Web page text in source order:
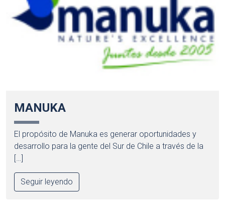
MANUKA
El propósito de Manuka es generar oportunidades y
desarrollo para la gente del Sur de Chile a través de la
[…]
Seguir leyendo